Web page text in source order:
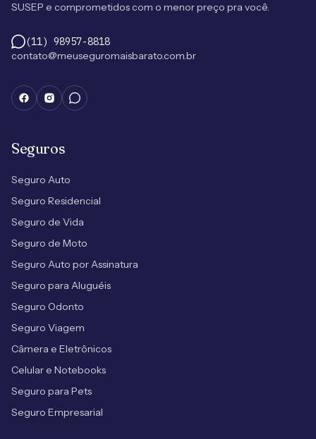
SUSEP e comprometidos com o menor preço pra você.
(11) 98957-8818
contato@meuseguromaisbarato.com.br
Seguros
Seguro Auto
Seguro Residencial
Seguro de Vida
Seguro de Moto
Seguro Auto por Assinatura
Seguro para Aluguéis
Seguro Odonto
Seguro Viagem
Câmera e Eletrônicos
Celular e Notebooks
Seguro para Pets
Seguro Empresarial